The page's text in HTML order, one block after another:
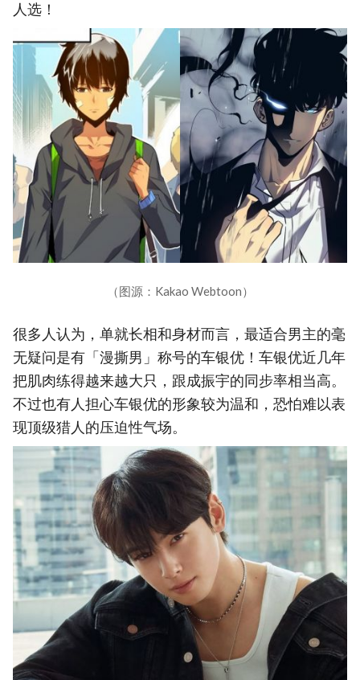
人选！
（图源：Kakao Webtoon）
很多人认为，单就长相和身材而言，最适合男主的毫
无疑问是有「漫撕男」称号的车银优！车银优近几年
把肌肉练得越来越大只，跟成振宇的同步率相当高。
不过也有人担心车银优的形象较为温和，恐怕难以表
现顶级猎人的压迫性气场。